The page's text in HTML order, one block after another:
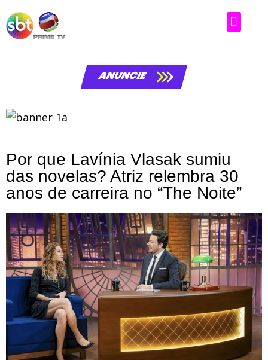
ANUNCIE
Por que Lavínia Vlasak sumiu
das novelas? Atriz relembra 30
anos de carreira no “The Noite”